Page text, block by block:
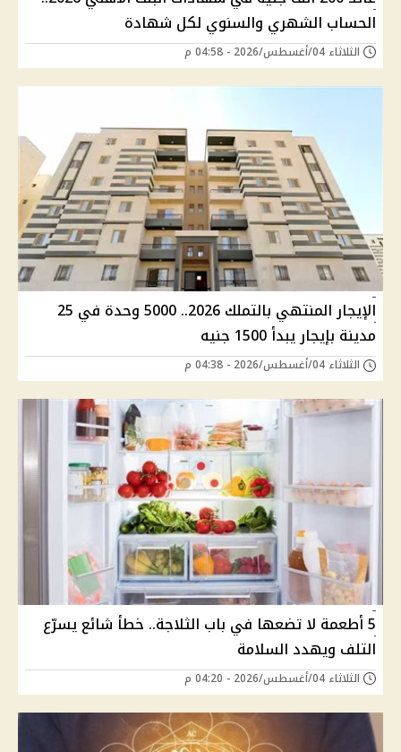
الحساب الشهري والسنوي لكل شهادة
الثلاثاء 04/أغسطس/2026 - 04:58 م
الإيجار المنتهي بالتملك 2026.. 5000 وحدة في 25
مدينة بإيجار يبدأ 1500 جنيه
الثلاثاء 04/أغسطس/2026 - 04:38 م
5 أطعمة لا تضعها في باب الثلاجة.. خطأ شائع يسرّع
التلف ويهدد السلامة
الثلاثاء 04/أغسطس/2026 - 04:20 م